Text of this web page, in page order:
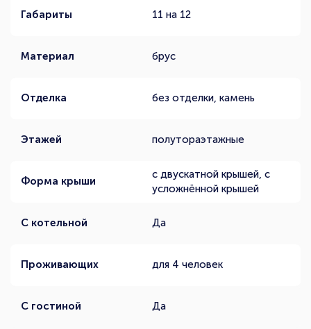
Габариты 11 на 12
Материал брус
Отделка без отделки, камень
Этажей полутораэтажные
Форма крыши
с двускатной крышей, с
усложнённой крышей
С котельной Да
Проживающих для 4 человек
С гостиной Да